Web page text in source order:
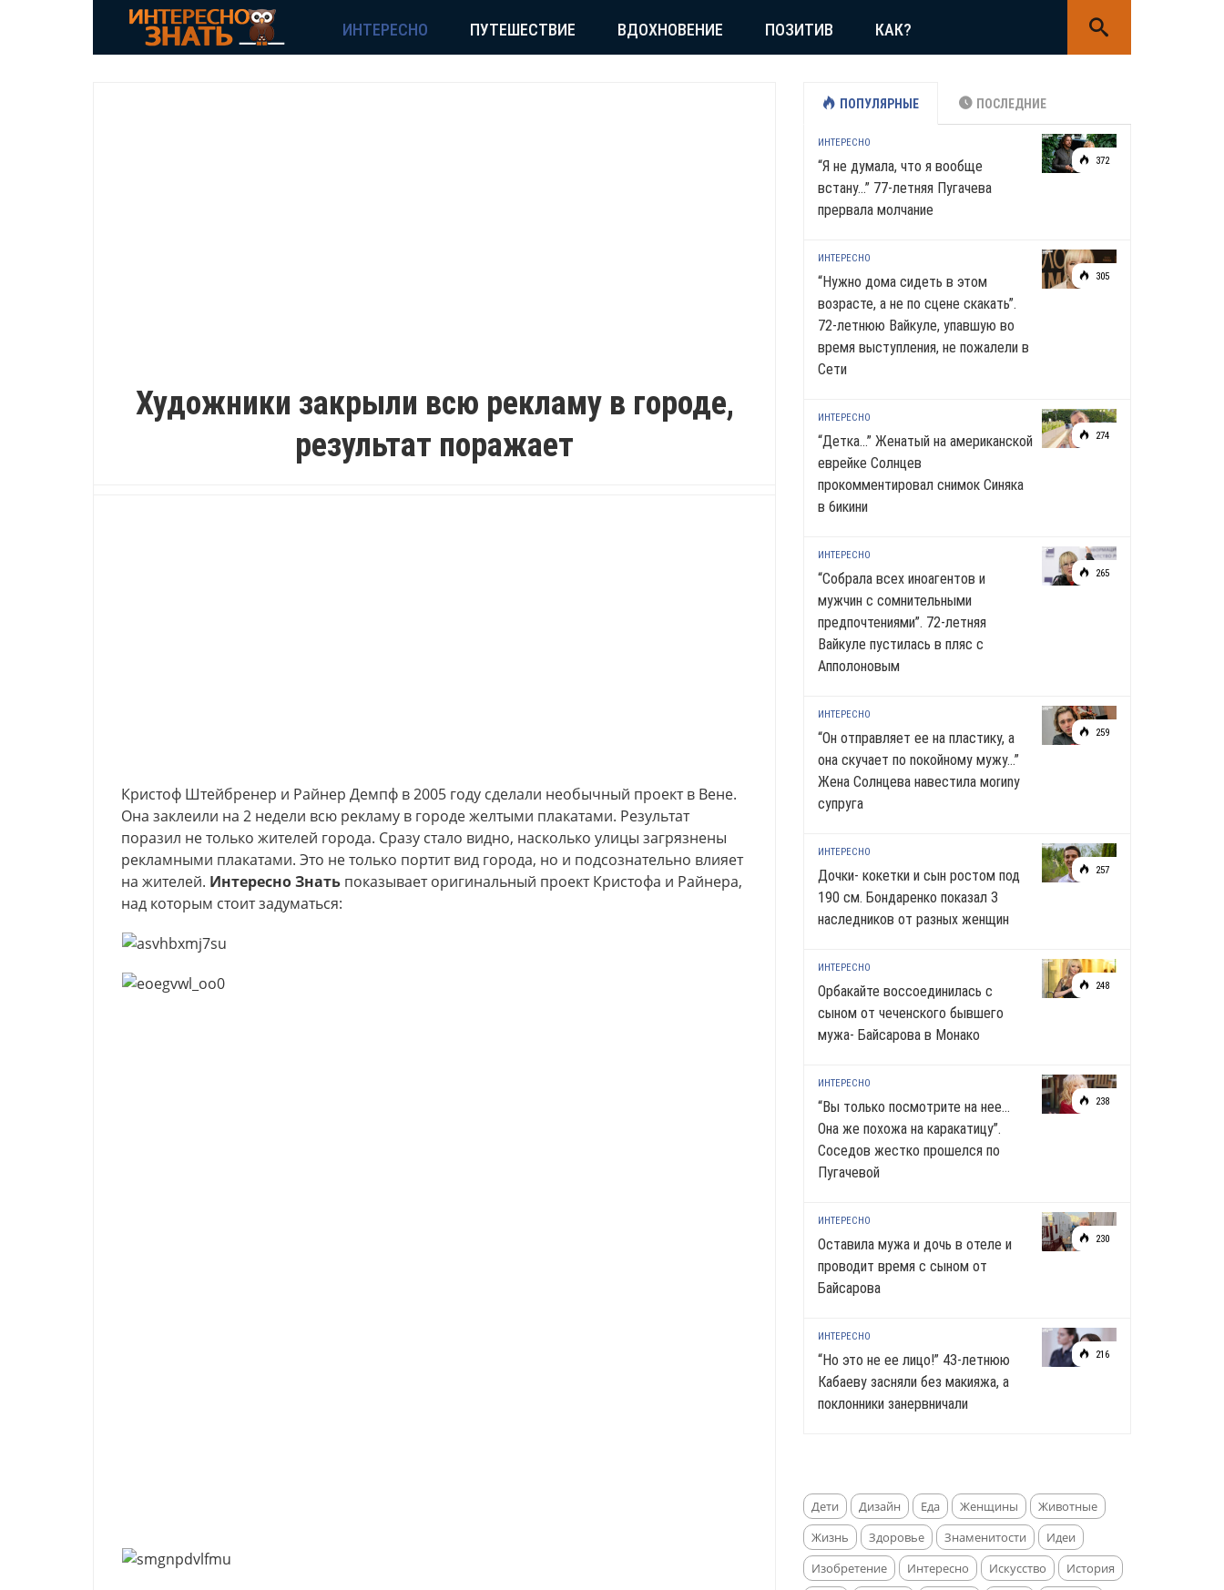
ИНТЕРЕСНО ПУТЕШЕСТВИЕ ВДОХНОВЕНИЕ ПОЗИТИВ КАК?
Художники закрыли всю рекламу в городе,
результат поражает
Кристоф Штейбренер и Райнер Демпф в 2005 году сделали необычный проект в Вене.
Она заклеили на 2 недели всю рекламу в городе желтыми плакатами. Результат
поразил не только жителей города. Сразу стало видно, насколько улицы загрязнены
рекламными плакатами. Это не только портит вид города, но и подсознательно влияет
на жителей. Интересно Знать показывает оригинальный проект Кристофа и Райнера,
над которым стоит задуматься:
ПОПУЛЯРНЫЕ ПОСЛЕДНИЕ
372
ИНТЕРЕСНО
“Я не думала, что я вообще
встану…” 77-летняя Пугачева
прервала молчание
305
ИНТЕРЕСНО
“Нужно дома сидеть в этом
возрасте, а не по сцене скакать”.
72-летнюю Вайкуле, упавшую во
время выступления, не пожалели в
Сети
274
ИНТЕРЕСНО
“Детка…” Женатый на американской
еврейке Солнцев
прокомментировал снимок Синяка
в 6икини
265
ИНТЕРЕСНО
“Собрала всех иноагентов и
мужчин с сомнительными
предпочтениями”. 72-летняя
Вайкуле пустилась в пляс с
Апполоновым
259
ИНТЕРЕСНО
“Он отправляет ее на пластику, а
она скучает по noкoйномy мужу…”
Жена Солнцева навестила моrиnу
супруга
257
ИНТЕРЕСНО
Дочки- кокетки и сын ростом под
190 см. Бондаренко показал 3
наследников от разных женщин
248
ИНТЕРЕСНО
Орбакайте воссоединилась с
сыном от чеченского бывшего
мужа- Байсарова в Монако
238
ИНТЕРЕСНО
“Вы только посмотрите на нее…
Она же похожа на каракатицу”.
Соседов жестко прошелся по
Пугачевой
230
ИНТЕРЕСНО
Оставила мужа и дочь в отеле и
проводит время с сыном от
Байсарова
216
ИНТЕРЕСНО
“Но это не ее лицо!” 43-летнюю
Кабаеву засняли без макияжа, а
поклонники занервничали
Дети Дизайн Еда Женщины
Животные
Жизнь
Здоровье Знаменитости
Идеи
Изобретение
Интересно Искусство
История